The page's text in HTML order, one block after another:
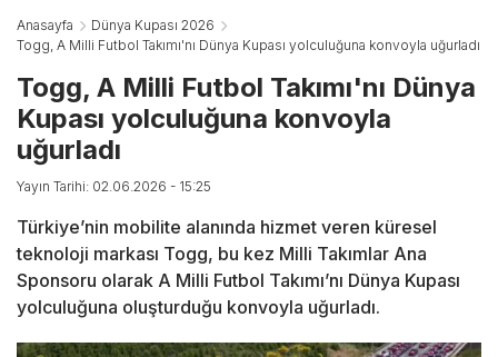
Anasayfa
Dünya Kupası 2026
Togg, A Milli Futbol Takımı'nı Dünya Kupası yolculuğuna konvoyla uğurladı
Togg, A Milli Futbol Takımı'nı Dünya
Kupası yolculuğuna konvoyla
uğurladı
Yayın Tarihi: 02.06.2026 - 15:25
Türkiye’nin mobilite alanında hizmet veren küresel
teknoloji markası Togg, bu kez Milli Takımlar Ana
Sponsoru olarak A Milli Futbol Takımı’nı Dünya Kupası
yolculuğuna oluşturduğu konvoyla uğurladı.